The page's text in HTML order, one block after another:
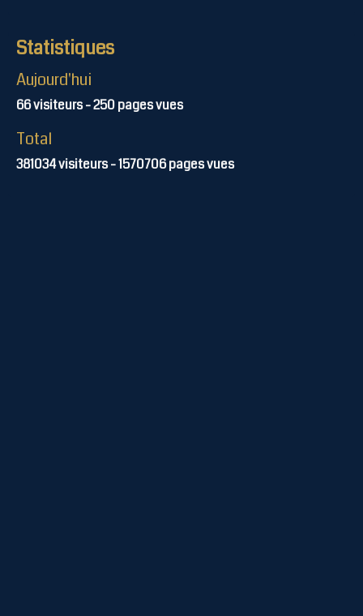
Statistiques
Aujourd'hui
66visiteurs -250pages vues
Total
381034visiteurs -1570706pages vues